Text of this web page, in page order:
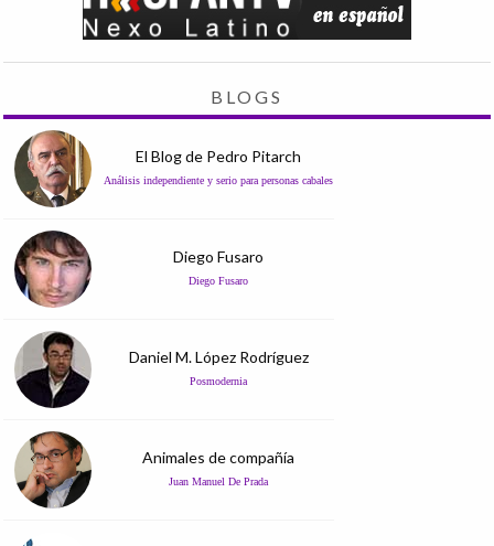
BLOGS
El Blog de Pedro Pitarch
Análisis independiente y serio para personas cabales
Diego Fusaro
Diego Fusaro
Daniel M. López Rodríguez
Posmodernia
Animales de compañía
Juan Manuel De Prada